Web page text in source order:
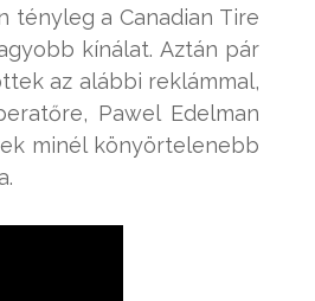
tényleg a Canadian Tire
kínálat. Aztán pár
az alábbi reklámmal,
Pawel Edelman
minél könyörtelenebb